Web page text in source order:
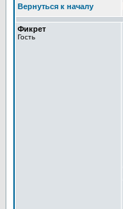
Вернуться к началу
Фикрет
Гость